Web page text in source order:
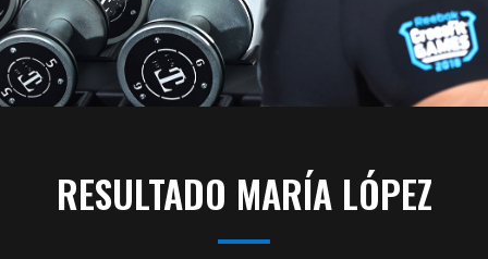
RESULTADO MARÍA LÓPEZ